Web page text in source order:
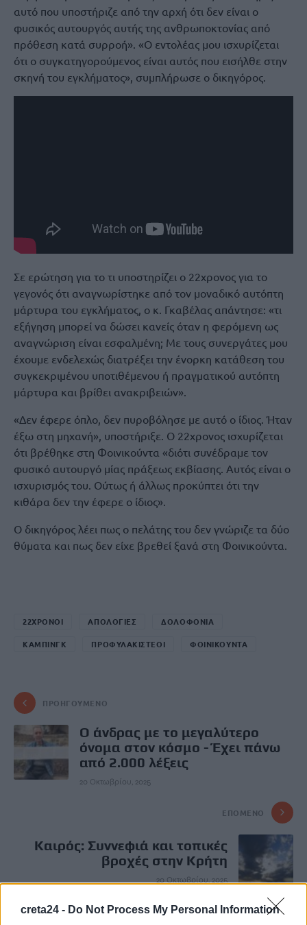
creta24 - Do Not Process My Personal Information
αυτό που υποστήριζε από την αρχή ότι δεν είναι ο
φυσικός αυτουργός αυτής της ανθρωποκτονίας από
πρόθεση κατά συρροή». «Ο εντολέας μου ισχυρίζεται
ότι ο συγκατηγορούμενος είναι αυτός που εισήλθε στην
σκηνή του εγκλήματος», συμπλήρωσε ο δικηγόρος.
Σε ερώτηση για το τι υποστηρίζει ο 22χρονος για το
γεγονός ότι αναγνωρίστηκε από τον μοναδικό αυτόπτη
μάρτυρα του εγκλήματος, ο κ. Γκαβέλας απάντησε: «τι
εξήγηση μπορεί να δώσει κανείς όταν η φερόμενη ως
αναγνώριση είναι εσφαλμένη; Με τους συνεργάτες μου
έχουμε ενδελεχώς διατρέξει την ένορκη κατάθεση του
συγκεκριμένου υποτιθέμενου ή πραγματικού αυτόπτη
μάρτυρα και βρίθει ανακριβειών».
«Δεν έφερε όπλο, δεν πυροβόλησε με αυτό ο ίδιος. Ήταν
έξω στη μηχανή», υποστήριξε. Ο 22χρονος ισχυρίζεται
ότι βρέθηκε στη Φοινικούντα «διότι συνέδραμε τον
φυσικό αυτουργό μίας πράξεως εκβίασης. Αυτός είναι ο
ισχυρισμός του. Ούτως ή άλλως προκύπτει ότι την
κιθάρα δεν την έφερε ο ίδιος».
Ο δικηγόρος λέει πως ο πελάτης του δεν γνώριζε τα δύο
θύματα και πως δεν είχε βρεθεί ξανά στη Φοινικούντα.
22ΧΡΟΝΟΙ ΑΠΟΛΟΓΙΕΣ ΔΟΛΟΦΟΝΙΑ
ΚΑΜΠΙΝΓΚ ΠΡΟΦΥΛΑΚΙΣΤΕΟΙ ΦΟΙΝΙΚΟΥΝΤΑ
ΠΡΟΗΓΟΎΜΕΝΟ
Ο άνδρας με το μεγαλύτερο
όνομα στον κόσμο - Έχει πάνω
από 2.000 λέξεις
20 Οκτωβρίου, 2025
ΕΠΌΜΕΝΟ
Καιρός: Συννεφιά και τοπικές
βροχές στην Κρήτη
20 Οκτωβρίου, 2025